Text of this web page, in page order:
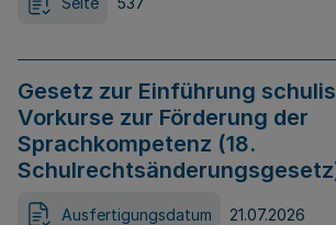
Gesetz zur Einführung
Vorkurse zur Förderung der
Sprachkompetenz (18.
Ausfertigungsdatum 21.07.2026